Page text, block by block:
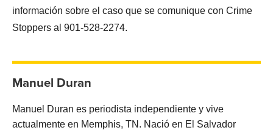
información sobre el caso que se comunique con Crime
Stoppers al 901-528-2274.
Manuel Duran
Manuel Duran es periodista independiente y vive
actualmente en Memphis, TN. Nació en El Salvador